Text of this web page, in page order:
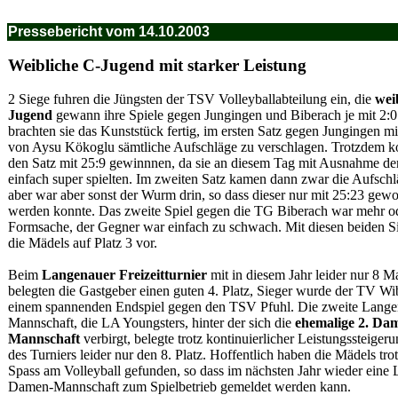
Pressebericht vom 14.10.2003
Weibliche C-Jugend mit starker Leistung
2 Siege fuhren die Jüngsten der TSV Volleyballabteilung ein, die
Jugend gewann ihre Spiele gegen Jungingen und Biberach je mit
brachten sie das Kunststück fertig, im ersten Satz gegen Jungingen
von Aysu Kökoglu sämtliche Aufschläge zu verschlagen. Trotzdem
den Satz mit 25:9 gewinnnen, da sie an diesem Tag mit Ausnahme
einfach super spielten. Im zweiten Satz kamen dann zwar die
aber war aber sonst der Wurm drin, so dass dieser nur mit 25:23
werden konnte. Das zweite Spiel gegen die TG Biberach war mehr
Formsache, der Gegner war einfach zu schwach. Mit diesen beiden
die Mädels auf Platz 3 vor.
Beim Langenauer Freizeitturnier mit in diesem Jahr leider nur 8
belegten die Gastgeber einen guten 4. Platz, Sieger wurde der TV
einem spannenden Endspiel gegen den TSV Pfuhl. Die zweite
Mannschaft, die LA Youngsters, hinter der sich die ehemalige 2.
Mannschaft verbirgt, belegte trotz kontinuierlicher
des Turniers leider nur den 8. Platz. Hoffentlich haben die Mädels
Spass am Volleyball gefunden, so dass im nächsten Jahr wieder eine
Damen-Mannschaft zum Spielbetrieb gemeldet werden kann.